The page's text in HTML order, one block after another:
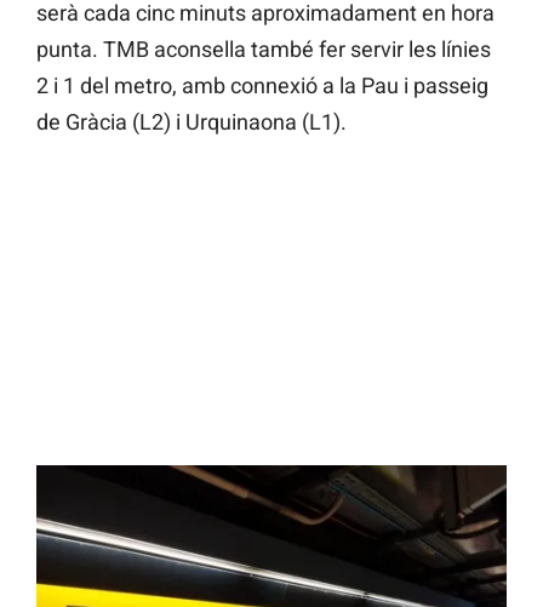
serà cada cinc minuts aproximadament en hora
punta. TMB aconsella també fer servir les línies
2 i 1 del metro, amb connexió a la Pau i passeig
de Gràcia (L2) i Urquinaona (L1).